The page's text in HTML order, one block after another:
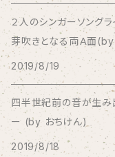
BBBBBBB
The BEG
The Beths
THE BLACK
２人のシンガーソング
芽吹きとなる両Ａ面
2019/8/19
四半世紀前の音が生み
ー (by おちけん)
2019/8/18